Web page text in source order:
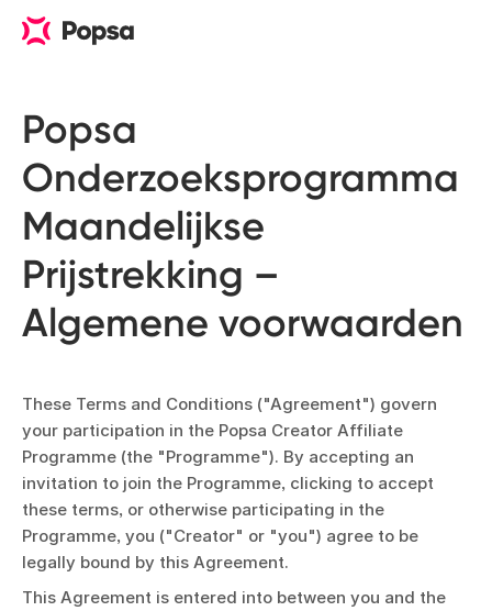
Popsa
Onderzoeksprogramma
Maandelijkse
Prijstrekking –
Algemene voorwaarden
These Terms and Conditions ("Agreement") govern
your participation in the Popsa Creator Affiliate
Programme (the "Programme"). By accepting an
invitation to join the Programme, clicking to accept
these terms, or otherwise participating in the
Programme, you ("Creator" or "you") agree to be
legally bound by this Agreement.
This Agreement is entered into between you and the